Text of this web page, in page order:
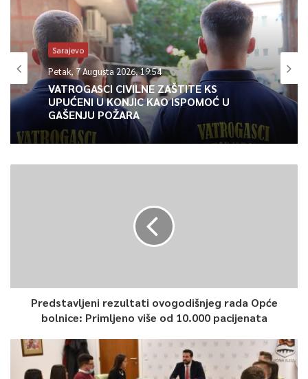
Sarajevo
Petak, 7 Augusta 2026, 19:54
VATROGASCI CIVILNE ZAŠTITE KS
UPUĆENI U KONJIC KAO ISPOMOĆ U
GAŠENJU POŽARA
Predstavljeni rezultati ovogodišnjeg rada Opće
bolnice: Primljeno više od 10.000 pacijenata